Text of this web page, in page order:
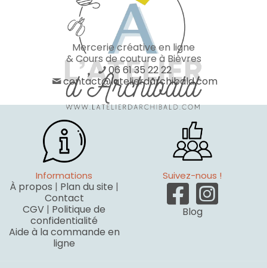
Mercerie créative en ligne
& Cours de couture à Bièvres
06 61 35 22 22
contact@latelierdarchibald.com
Informations
À propos | Plan du site |
Contact
CGV | Politique de
confidentialité
Aide à la commande en
ligne
Suivez-nous !
Blog